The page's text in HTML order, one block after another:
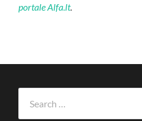
portale Alfa.lt.
for: